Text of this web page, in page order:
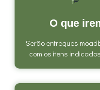
O que
Serão entregues
com os itens